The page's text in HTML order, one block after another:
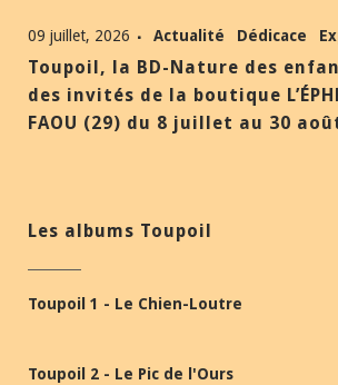
09 juillet, 2026 Actualité Dédicace
Toupoil, la BD-Nature des
des invités de la boutique
FAOU (29) du 8 juillet au 30
Les albums Toupoil
Toupoil 1 - Le Chien-Loutre
Toupoil 2 - Le Pic de l'Ours